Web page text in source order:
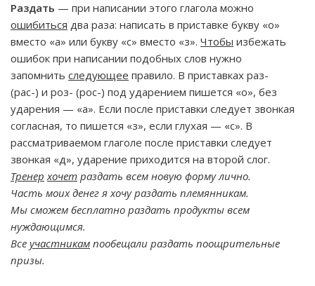
Раздать — при написании этого глагола можно
ошибиться два раза: написать в приставке букву «о»
вместо «а» или букву «с» вместо «з». Чтобы избежать
ошибок при написании подобных слов нужно
запомнить следующее правило. В приставках раз-
(рас-) и роз- (рос-) под ударением пишется «о», без
ударения — «а». Если после приставки следует звонкая
согласная, то пишется «з», если глухая — «с». В
рассматриваемом глаголе после приставки следует
звонкая «д», ударение приходится на второй слог.
Тренер хочет раздать всем новую форму лично.
Часть моих денег я хочу раздать племянникам.
Мы сможем бесплатно раздать продукты всем
нуждающимся.
Все участникам пообещали раздать поощрительные
призы.